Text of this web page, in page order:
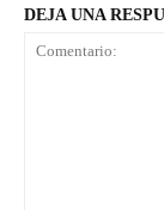
DEJA UNA